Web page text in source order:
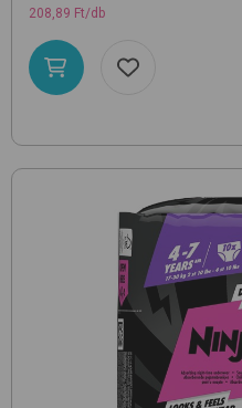
208,89 Ft/db